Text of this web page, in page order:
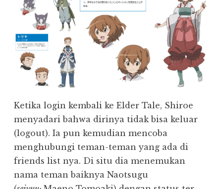
Ketika login kembali ke Elder Tale, Shiroe
menyadari bahwa dirinya tidak bisa keluar
(logout). Ia pun kemudian mencoba
menghubungi teman-teman yang ada di
friends list nya. Di situ dia menemukan
nama teman baiknya Naotsugu